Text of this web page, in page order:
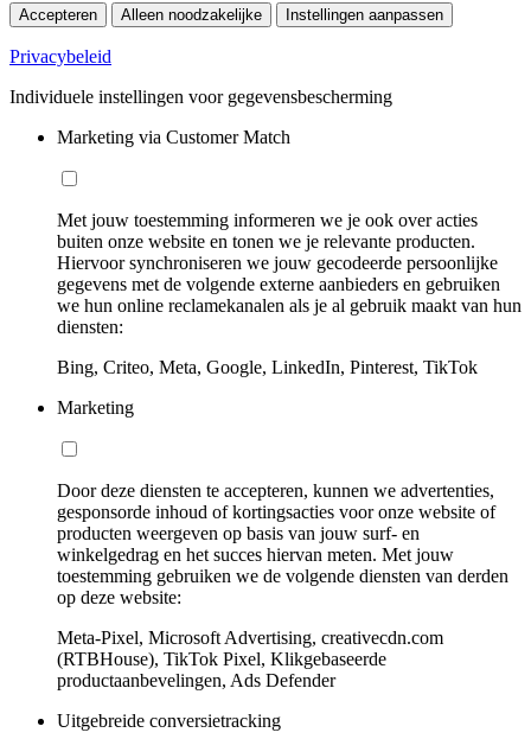
Accepteren Alleen noodzakelijke Instellingen aanpassen
Privacybeleid
Individuele instellingen voor gegevensbescherming
Marketing via Customer Match
Met jouw toestemming informeren we je ook over acties
buiten onze website en tonen we je relevante producten.
Hiervoor synchroniseren we jouw gecodeerde persoonlijke
gegevens met de volgende externe aanbieders en gebruiken
we hun online reclamekanalen als je al gebruik maakt van hun
diensten:
Bing, Criteo, Meta, Google, LinkedIn, Pinterest, TikTok
Marketing
Door deze diensten te accepteren, kunnen we advertenties,
gesponsorde inhoud of kortingsacties voor onze website of
producten weergeven op basis van jouw surf- en
winkelgedrag en het succes hiervan meten. Met jouw
toestemming gebruiken we de volgende diensten van derden
op deze website:
Meta-Pixel, Microsoft Advertising, creativecdn.com
(RTBHouse), TikTok Pixel, Klikgebaseerde
productaanbevelingen, Ads Defender
Uitgebreide conversietracking